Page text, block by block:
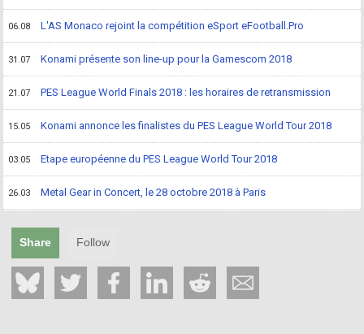
06.08 L'AS Monaco rejoint la compétition eSport eFootball.Pro
31.07 Konami présente son line-up pour la Gamescom 2018
21.07 PES League World Finals 2018 : les horaires de retransmission
15.05 Konami annonce les finalistes du PES League World Tour 2018
03.05 Etape européenne du PES League World Tour 2018
26.03 Metal Gear in Concert, le 28 octobre 2018 à Paris
Share Follow